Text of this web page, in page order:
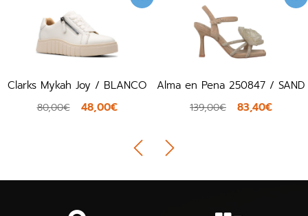
Clarks Mykah Joy / BLANCO
80,00€ 48,00€
Alma en Pena 250847 / SAND
139,00€ 83,40€